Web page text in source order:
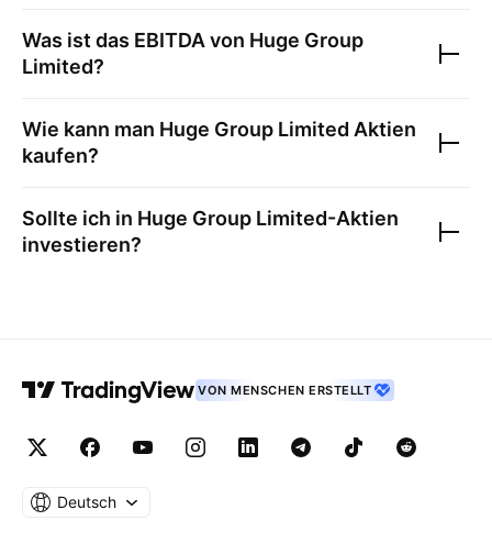
Was ist das EBITDA von Huge Group
Limited?
Wie kann man Huge Group Limited Aktien
kaufen?
Sollte ich in Huge Group Limited-Aktien
investieren?
VON MENSCHEN ERSTELLT
Deutsch